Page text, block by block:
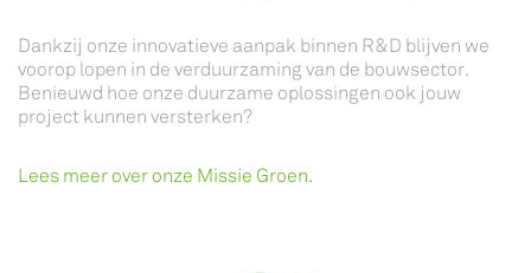
Dankzij onze innovatieve aanpak binnen R&D blijven we
voorop lopen in de verduurzaming van de bouwsector.
Benieuwd hoe onze duurzame oplossingen ook jouw
project kunnen versterken?
Lees meer over onze Missie Groen.